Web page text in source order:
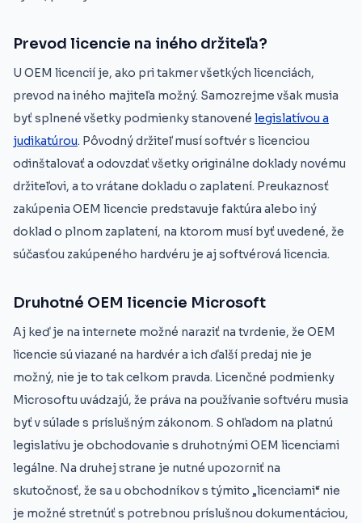
Prevod licencie na iného držiteľa?
U OEM licencií je, ako pri takmer všetkých licenciách,
prevod na iného majiteľa možný. Samozrejme však musia
byť splnené všetky podmienky stanovené legislatívou a
judikatúrou. Pôvodný držiteľ musí softvér s licenciou
odinštalovať a odovzdať všetky originálne doklady novému
držiteľovi, a to vrátane dokladu o zaplatení. Preukaznosť
zakúpenia OEM licencie predstavuje faktúra alebo iný
doklad o plnom zaplatení, na ktorom musí byť uvedené, že
súčasťou zakúpeného hardvéru je aj softvérová licencia.
Druhotné OEM licencie Microsoft
Aj keď je na internete možné naraziť na tvrdenie, že OEM
licencie sú viazané na hardvér a ich ďalší predaj nie je
možný, nie je to tak celkom pravda. Licenčné podmienky
Microsoftu uvádzajú, že práva na používanie softvéru musia
byť v súlade s príslušným zákonom. S ohľadom na platnú
legislatívu je obchodovanie s druhotnými OEM licenciami
legálne. Na druhej strane je nutné upozorniť na
skutočnosť, že sa u obchodníkov s týmito „licenciami“ nie
je možné stretnúť s potrebnou príslušnou dokumentáciou,